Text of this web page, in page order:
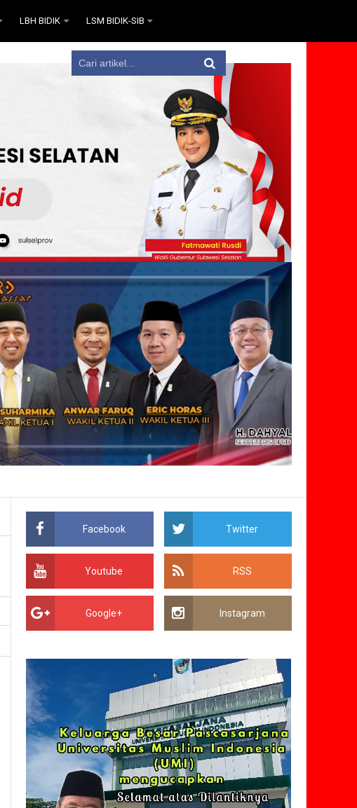
LBH BIDIK LSM BIDIK-SIB
Facebook Twitter
Youtube RSS
Google+ Instagram